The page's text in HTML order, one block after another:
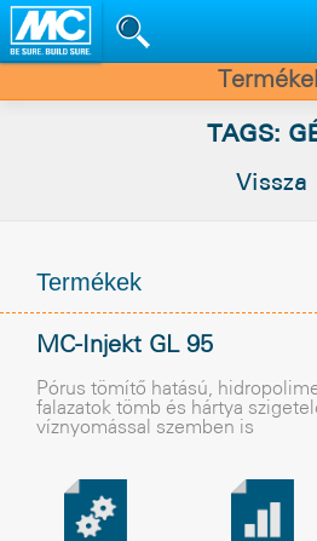
TAGS:
Vissza
Termékek
MC-Injekt GL 95
Pórus tömítõ hatású,
falazatok tömb és hártya
víznyomással szemben is